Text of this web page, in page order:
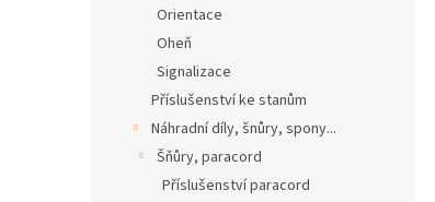
Orientace
Oheň
Signalizace
Příslušenství ke stanům
Náhradní díly, šnůry, spony...
Šňůry, paracord
Příslušenství paracord